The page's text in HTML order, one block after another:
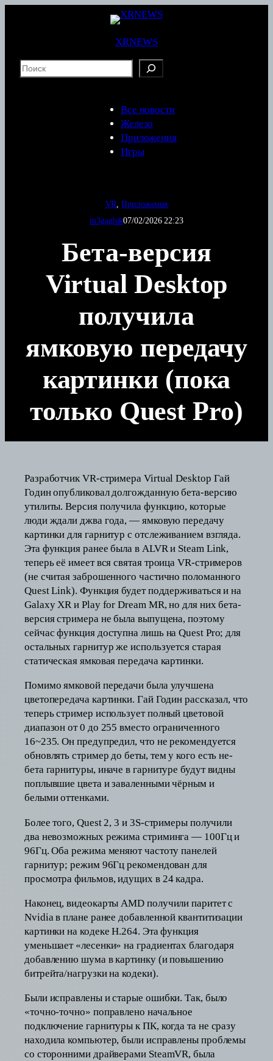
XRNEWS
Все новости
Железо
Приложения
Игры
VR, Приложения
m3gagluk07/02/2026 22:23
Бета-версия
Virtual Desktop
получила
ямковую передачу
картинки (пока
только Quest Pro)
Разработчик VR-стримера Virtual Desktop Гай
Годин опубликовал долгожданную бета-версию
утилиты. Версия получила функцию, которые
люди ждали джва года, — ямковую передачу
картинки для гарнитур с отслеживанием взгляда.
Эта функция ранее была в ALVR и Steam Link,
теперь её имеет вся святая троица VR-стримеров
(не считая заброшенного частично поломанного
Quest Link). Функция будет поддерживаться и на
Galaxy XR и Play for Dream MR, но для них бета-
версия стримера не была выпущена, поэтому
сейчас функция доступна лишь на Quest Pro; для
остальных гарнитур же используется старая
статическая ямковая передача картинки.
Помимо ямковой передачи была улучшена
цветопередача картинки. Гай Годин рассказал, что
теперь стример использует полный цветовой
диапазон от 0 до 255 вместо ограниченного
16~235. Он предупредил, что не рекомендуется
обновлять стример до беты, тем у кого есть не-
бета гарнитуры, иначе в гарнитуре будут видны
поплывшие цвета и заваленными чёрным и
белыми оттенками.
Более того, Quest 2, 3 и 3S-стримеры получили
два невозможных режима стриминга — 100Гц и
96Гц. Оба режима меняют частоту панелей
гарнитур; режим 96Гц рекомендован для
просмотра фильмов, идущих в 24 кадра.
Наконец, видеокарты AMD получили паритет с
Nvidia в плане ранее добавленной квантитизации
картинки на кодеке H.264. Эта функция
уменьшает «лесенки» на градиентах благодаря
добавлению шума в картинку (и повышению
битрейта/нагрузки на кодеки).
Были исправлены и старые ошибки. Так, было
«точно-точно» поправлено начальное
подключение гарнитуры к ПК, когда та не сразу
находила компьютер, были исправлены проблемы
со сторонними драйверами SteamVR, была